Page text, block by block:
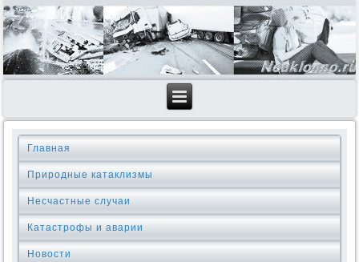
Главная
Природные катаклизмы
Несчастные случаи
Катастрофы и аварии
Новости